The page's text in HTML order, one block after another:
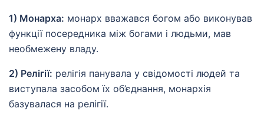
1) Монарха: монарх вважався богом або виконував
функції посередника між богами і людьми, мав
необмежену владу.
2) Релігії: релігія панувала у свідомості людей та
виступала засобом їх об’єднання, монархія
базувалася на релігії.